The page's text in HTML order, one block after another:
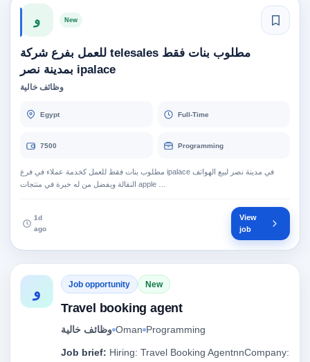
و New
مطلوب بنات فقط telesales للعمل بفرع شركة
ipalace بمدينة نصر
وظائف خالية
Egypt Full-Time
7500 Programming
مطلوب بنات فقط للعمل كخدمة عملاء في فرع ipalace في مدينة نصر لبيع الهواتف
النقالة ويفضل من له خبرة في منتجات apple …
1d
ago
View
job
و Job opportunity New
Travel booking agent
وظائف خالية Oman Programming
Job brief: Hiring: Travel Booking AgentnnCompany: